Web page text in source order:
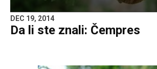
DEC 19, 2014
Da li ste znali: Čempres